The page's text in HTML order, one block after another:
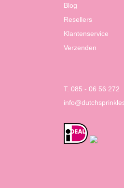
Blog
Resellers
Klantenservice
Verzenden
T. 085 - 06 56 272